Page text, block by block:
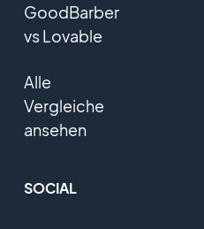
GoodBarber
vs Lovable
Alle
Vergleiche
ansehen
SOCIAL